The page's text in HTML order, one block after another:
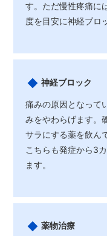
す。ただ慢性疼痛に
度を目安に神経ブロ
神経ブロック
痛みの原因となって
みをやわらげます。
サラにする薬を飲ん
こちらも発症から3
ます。
薬物治療